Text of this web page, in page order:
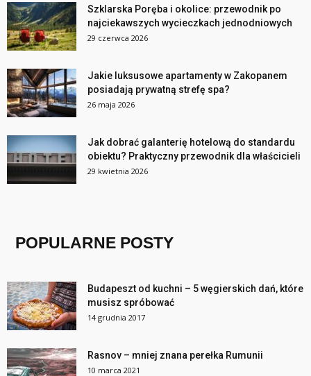
Szklarska Poręba i okolice: przewodnik po
najciekawszych wycieczkach jednodniowych
29 czerwca 2026
Jakie luksusowe apartamenty w Zakopanem
posiadają prywatną strefę spa?
26 maja 2026
Jak dobrać galanterię hotelową do standardu
obiektu? Praktyczny przewodnik dla właścicieli
29 kwietnia 2026
POPULARNE POSTY
Budapeszt od kuchni – 5 węgierskich dań, które
musisz spróbować
14 grudnia 2017
Rasnov – mniej znana perełka Rumunii
10 marca 2021